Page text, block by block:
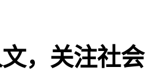
，关注社会